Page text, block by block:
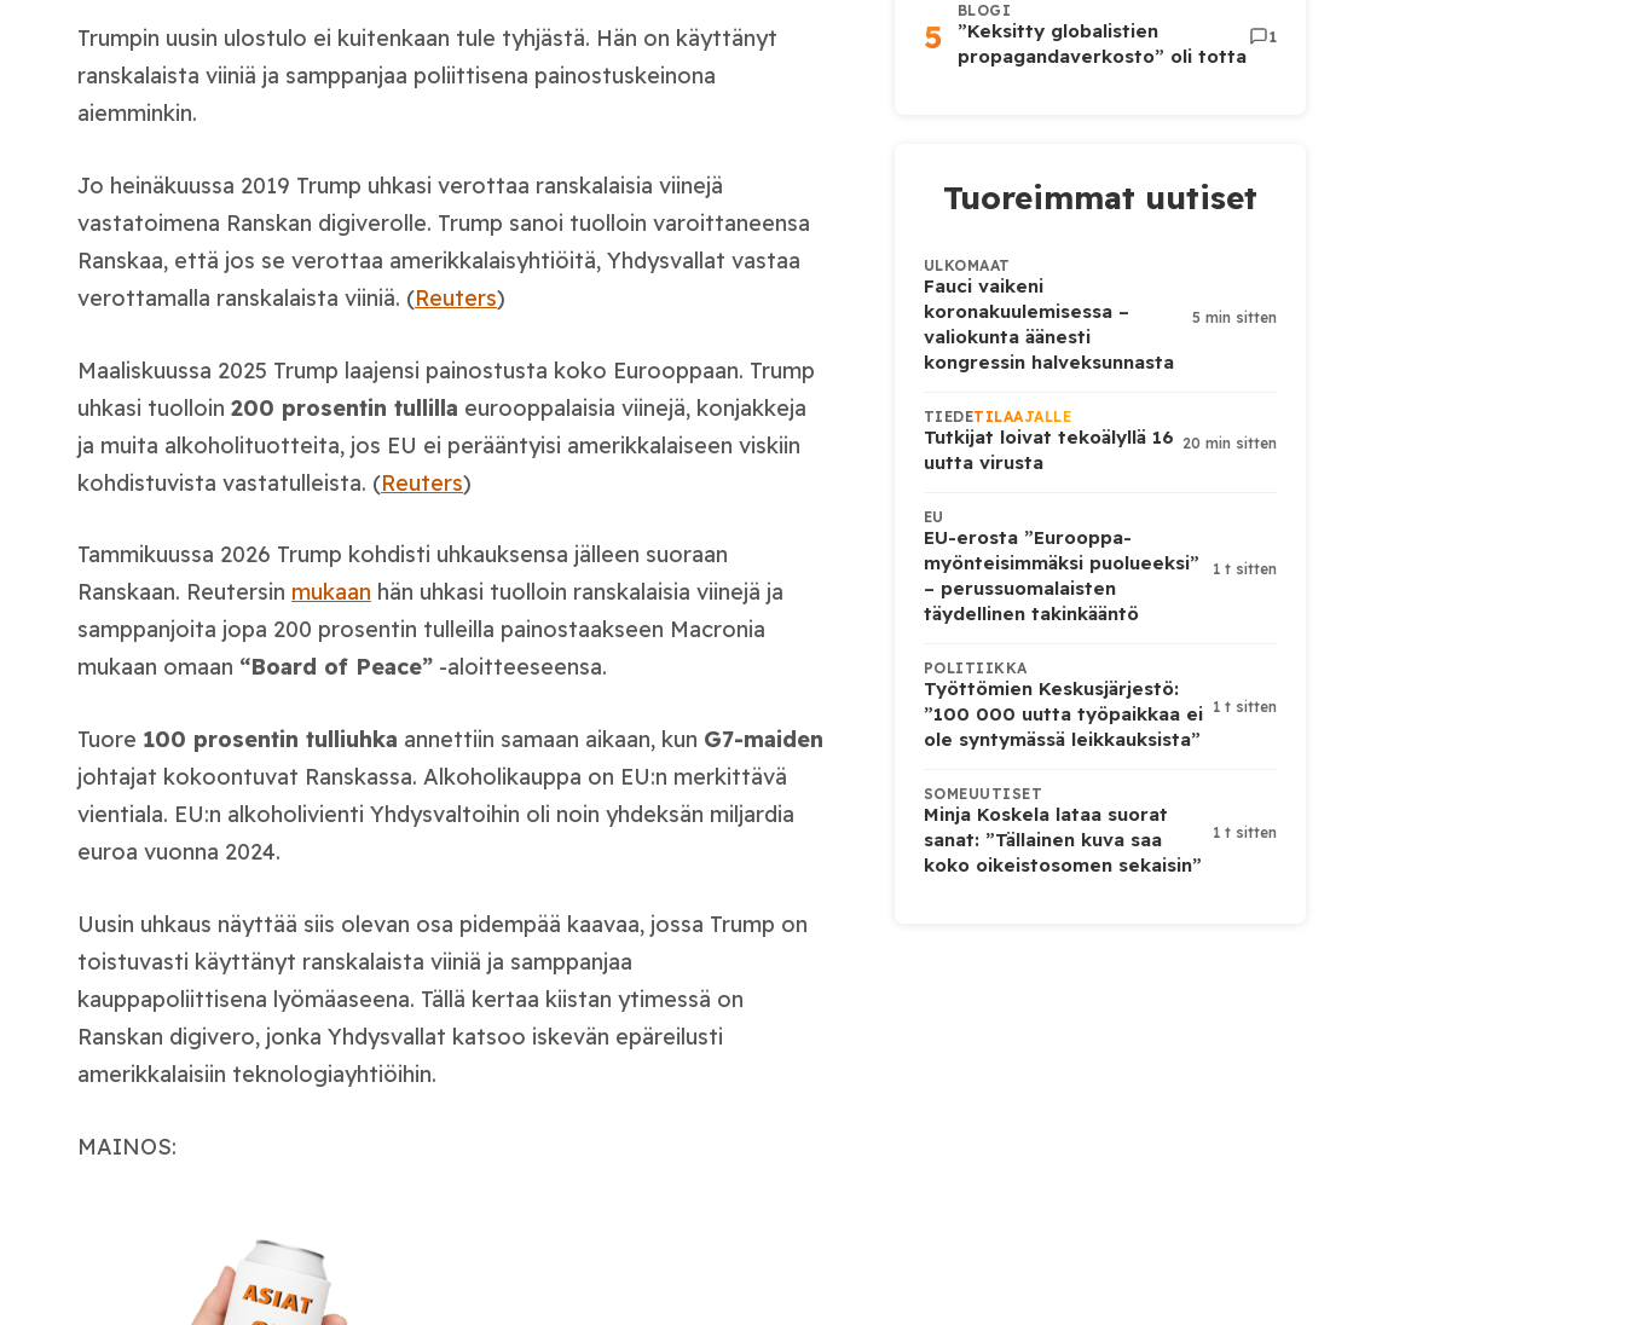
Trumpin uusin ulostulo ei kuitenkaan tule tyhjästä. Hän on käyttänyt
ranskalaista viiniä ja samppanjaa poliittisena painostuskeinona
aiemminkin.
Jo heinäkuussa 2019 Trump uhkasi verottaa ranskalaisia viinejä
vastatoimena Ranskan digiverolle. Trump sanoi tuolloin varoittaneensa
Ranskaa, että jos se verottaa amerikkalaisyhtiöitä, Yhdysvallat vastaa
verottamalla ranskalaista viiniä. (Reuters)
Maaliskuussa 2025 Trump laajensi painostusta koko Eurooppaan. Trump
uhkasi tuolloin 200 prosentin tullilla eurooppalaisia viinejä, konjakkeja
ja muita alkoholituotteita, jos EU ei perääntyisi amerikkalaiseen viskiin
kohdistuvista vastatulleista. (Reuters)
Tammikuussa 2026 Trump kohdisti uhkauksensa jälleen suoraan
Ranskaan. Reutersin mukaan hän uhkasi tuolloin ranskalaisia viinejä ja
samppanjoita jopa 200 prosentin tulleilla painostaakseen Macronia
mukaan omaan “Board of Peace” -aloitteeseensa.
Tuore 100 prosentin tulliuhka annettiin samaan aikaan, kun G7-maiden
johtajat kokoontuvat Ranskassa. Alkoholikauppa on EU:n merkittävä
vientiala. EU:n alkoholivienti Yhdysvaltoihin oli noin yhdeksän miljardia
euroa vuonna 2024.
Uusin uhkaus näyttää siis olevan osa pidempää kaavaa, jossa Trump on
toistuvasti käyttänyt ranskalaista viiniä ja samppanjaa
kauppapoliittisena lyömäaseena. Tällä kertaa kiistan ytimessä on
Ranskan digivero, jonka Yhdysvallat katsoo iskevän epäreilusti
amerikkalaisiin teknologiayhtiöihin.
MAINOS:
5
BLOGI
”Keksitty globalistien
propagandaverkosto” oli totta
1
Tuoreimmat uutiset
ULKOMAAT
Fauci vaikeni
koronakuulemisessa –
valiokunta äänesti
kongressin halveksunnasta
5 min sitten
TIEDETILAAJALLE
Tutkijat loivat tekoälyllä 16
uutta virusta
20 min sitten
EU
EU-erosta ”Eurooppa-
myönteisimmäksi puolueeksi”
– perussuomalaisten
täydellinen takinkääntö
1 t sitten
POLITIIKKA
Työttömien Keskusjärjestö:
”100 000 uutta työpaikkaa ei
ole syntymässä leikkauksista”
1 t sitten
SOMEUUTISET
Minja Koskela lataa suorat
sanat: ”Tällainen kuva saa
koko oikeistosomen sekaisin”
1 t sitten